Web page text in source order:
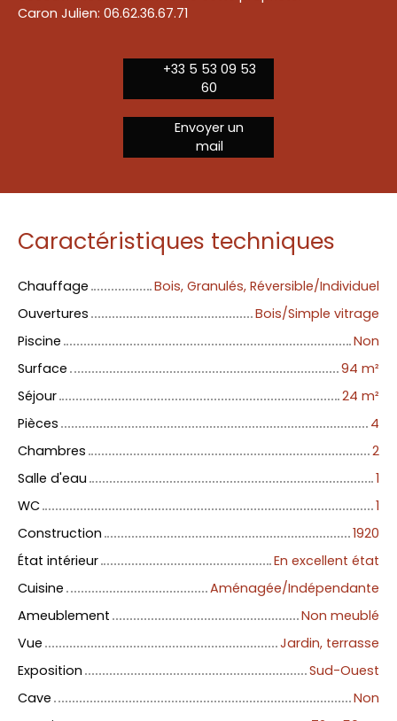
Caron Julien: 06.62.36.67.71
+33 5 53 09 53
60
Envoyer un
mail
Caractéristiques techniques
Chauffage
Bois, Granulés, Réversible/Individuel
Ouvertures
Bois/Simple vitrage
Piscine
Non
Surface
94 m²
Séjour
24 m²
Pièces
4
Chambres
2
Salle d'eau
1
WC
1
Construction
1920
État intérieur
En excellent état
Cuisine
Aménagée/Indépendante
Ameublement
Non meublé
Vue
Jardin, terrasse
Exposition
Sud-Ouest
Cave
Non